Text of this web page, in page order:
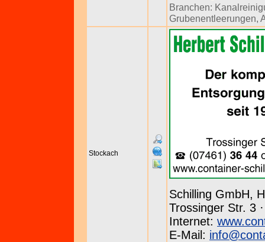
Branchen:
Grubenentleerungen,
Stockach
Schilling GmbH,
Trossinger Str. 3
Internet:
E-Mail: